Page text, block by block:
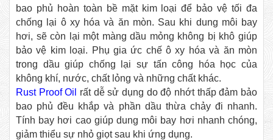
bao phủ hoàn toàn bề mặt kim loại để bảo vệ tối đa
chống lại ô xy hóa và ăn mòn. Sau khi dung môi bay
hơi, sẽ còn lại một màng dầu mỏng không bị khô giúp
bảo vệ kim loại. Phụ gia ức chế ô xy hóa và ăn mòn
trong dầu giúp chống lại sự tấn công hóa học của
không khí, nước, chất lỏng và những chất khác.
Rust Proof Oil
rất dễ sử dụng do độ nhớt thấp đảm bảo
bao phủ đều khắp và phần dầu thừa chảy đi nhanh.
Tính bay hơi cao giúp dung môi bay hơi nhanh chóng,
giảm thiểu sự nhỏ giọt sau khi ứng dụng.